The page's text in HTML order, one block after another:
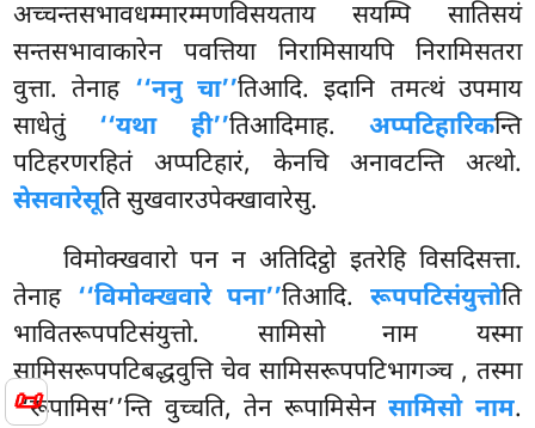
📜
अच्चन्तसभावधम्मारम्मणविसयताय सयम्पि सातिसयं
सन्तसभावाकारेन पवत्तिया निरामिसायपि निरामिसतरा
वुत्ता. तेनाह ‘‘ननु चा’’तिआदि. इदानि तमत्थं उपमाय
साधेतुं ‘‘यथा ही’’तिआदिमाह. अप्पटिहारिकन्ति
पटिहरणरहितं अप्पटिहारं, केनचि अनावटन्ति अत्थो.
सेसवारेसूति सुखवारउपेक्खावारेसु.
विमोक्खवारो पन न अतिदिट्ठो इतरेहि विसदिसत्ता.
तेनाह ‘‘विमोक्खवारे पना’’तिआदि. रूपपटिसंयुत्तोति
भावितरूपपटिसंयुत्तो. सामिसो नाम यस्मा
सामिसरूपपटिबद्धवुत्तिचेव सामिसरूपपटिभागञ्च , तस्मा
‘‘रूपामिस’’न्ति वुच्चति, तेन रूपामिसेनसामिसो नाम.